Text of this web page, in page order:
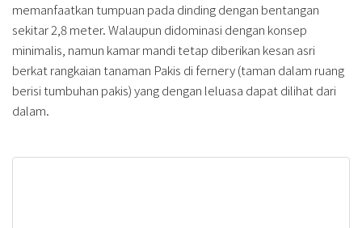
memanfaatkan tumpuan pada dinding dengan bentangan
sekitar 2,8 meter. Walaupun didominasi dengan konsep
minimalis, namun kamar mandi tetap diberikan kesan asri
berkat rangkaian tanaman Pakis di fernery (taman dalam ruang
berisi tumbuhan pakis) yang dengan leluasa dapat dilihat dari
dalam.